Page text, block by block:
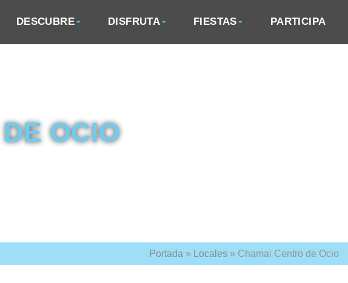
DESCUBRE DISFRUTA FIESTAS PARTICIPA
OCIO
Portada » Locales » Chamai Centro de Ocio